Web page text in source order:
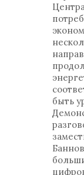
быть